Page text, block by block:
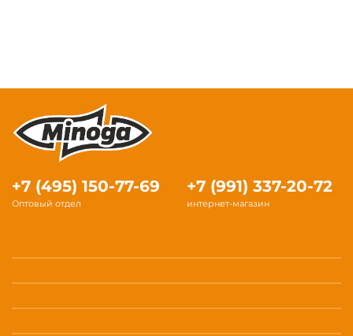
+7 (495) 150-77-69
Оптовый отдел
+7 (991) 337-20-72
интернет-магазин